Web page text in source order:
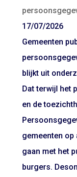
17/07/2026
Gemeenten
blijkt uit
Dat terwijl het
en de
gemeenten
gaan met het
burgers.